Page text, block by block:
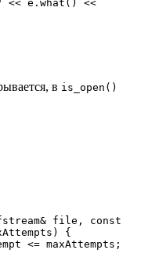
в is_open()
file, const
{